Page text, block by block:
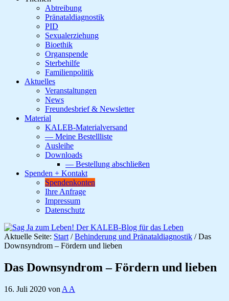
Abtreibung
Pränataldiagnostik
PID
Sexualerziehung
Bioethik
Organspende
Sterbehilfe
Familienpolitik
Aktuelles
Veranstaltungen
News
Freundesbrief & Newsletter
Material
KALEB-Materialversand
— Meine Bestellliste
Ausleihe
Downloads
— Bestellung abschließen
Spenden + Kontakt
Spendenkonten
Ihre Anfrage
Impressum
Datenschutz
Aktuelle Seite: Start / Behinderung und Pränataldiagnostik /Das
Downsyndrom – Fördern und lieben
Das Downsyndrom – Fördern und lieben
16. Juli 2020 von A A